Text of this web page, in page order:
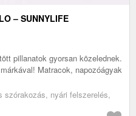
– SUNNYLIFE
pillanatok gyorsan közelednek.
Matracok, napozóágyak
szórakozás, nyári felszerelés,